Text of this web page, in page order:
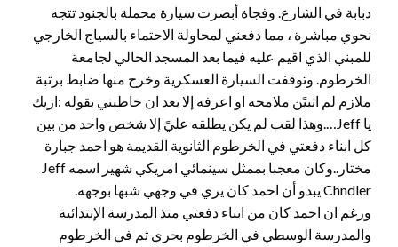
دبابة في الشارع. وفجاة أبصرت سيارة محملة بالجنود تتجه
نحوي مباشرة ، مما دفعني لمحاولة الاحتماء بالسياج الخارجي
للمبني الذي اقيم عليه فيما بعد المسجد الحالي لجامعة
الخرطوم. وتوقفت السيارة العسكرية وخرج منها ضابط برتبة
ملازم لم اتبيًن ملامحه او اعرفه إلا بعد ان خاطبني بقوله :ازيك
يا Jeff….وهذا لقب لم يكن يطلقه عليً إلا شخص واحد من بين
كل ابناء دفعتي في الخرطوم الثانوية القديمة هو احمد جبارة
مختار..وكان معجبا بممثل سينمائي امريكي شهير اسمه Jeff
Chndler يبدو أن احمد كان يري في وجهي شبها بوجهه.
ورغم ان احمد كان من ابناء دفعتي منذ المدرسة الإبتدائية
والمدرسة الوسطي في الخرطوم بحري ثم في الخرطوم